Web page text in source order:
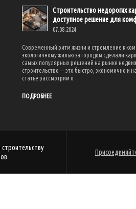
Строительство недорогих
доступное решение для
07.08.2024
Современный ритм жизни и стремление к
экологичному жилью за городом сделали
самых популярных решений на рынке
строительство — это быстро, экономично и
статье рассмотрим о
ПОДРОБНЕЕ